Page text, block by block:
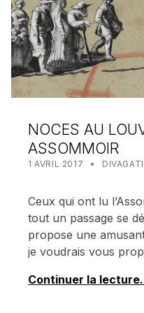
NOCES AU
ASSOMMOIR
1 AVRIL 2017 MEALIN
CATEGORIZED IN:
Ceux qui ont lu
tout un passage se
propose une
je voudrais vous
Continuer la